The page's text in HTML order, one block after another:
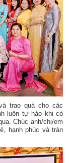
trao quà cho các
luôn tự hào khi có
Chúc anh/chị/em
hạnh phúc và tràn